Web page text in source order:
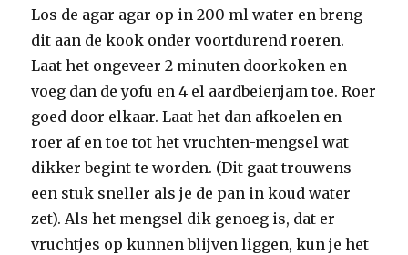
Los de agar agar op in 200 ml water en breng
dit aan de kook onder voortdurend roeren.
Laat het ongeveer 2 minuten doorkoken en
voeg dan de yofu en 4 el aardbeienjam toe. Roer
goed door elkaar. Laat het dan afkoelen en
roer af en toe tot het vruchten-mengsel wat
dikker begint te worden. (Dit gaat trouwens
een stuk sneller als je de pan in koud water
zet). Als het mengsel dik genoeg is, dat er
vruchtjes op kunnen blijven liggen, kun je het